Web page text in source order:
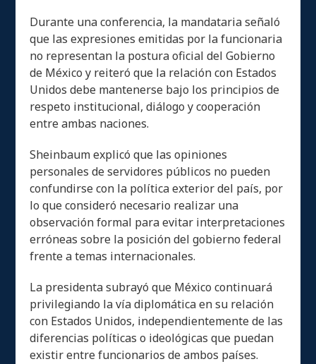
Durante una conferencia, la mandataria señaló
que las expresiones emitidas por la funcionaria
no representan la postura oficial del Gobierno
de México y reiteró que la relación con Estados
Unidos debe mantenerse bajo los principios de
respeto institucional, diálogo y cooperación
entre ambas naciones.
Sheinbaum explicó que las opiniones
personales de servidores públicos no pueden
confundirse con la política exterior del país, por
lo que consideró necesario realizar una
observación formal para evitar interpretaciones
erróneas sobre la posición del gobierno federal
frente a temas internacionales.
La presidenta subrayó que México continuará
privilegiando la vía diplomática en su relación
con Estados Unidos, independientemente de las
diferencias políticas o ideológicas que puedan
existir entre funcionarios de ambos países.